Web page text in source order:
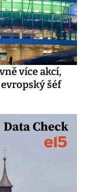
více akcí,
šéf